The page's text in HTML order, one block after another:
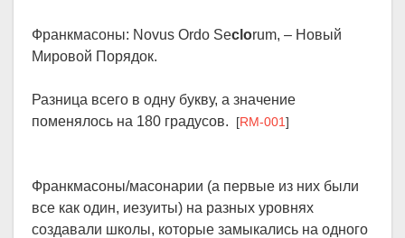
Франкмасоны: Novus Ordo Seclorum, – Новый
Мировой Порядок.
Разница всего в одну букву, а значение
поменялось на 180 градусов. [RM-001]
Франкмасоны/масонарии (а первые из них были
все как один, иезуиты) на разных уровнях
создавали школы, которые замыкались на одного